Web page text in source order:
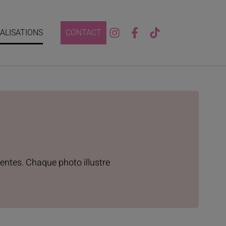
CONTACT
Chaque photo illustre